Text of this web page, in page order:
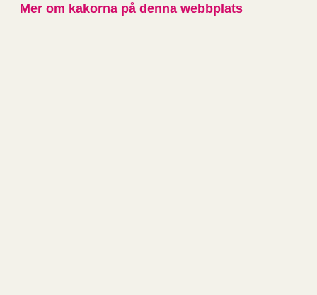
Mer om kakorna på denna webbplats